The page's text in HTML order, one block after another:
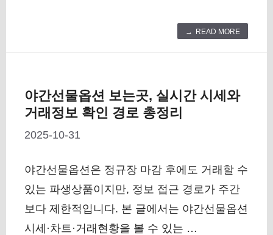
READ MORE
야간선물옵션 보는곳, 실시간 시세와
거래정보 확인 경로 총정리
2025-10-31
야간선물옵션은 정규장 마감 후에도 거래할 수
있는 파생상품이지만, 정보 접근 경로가 주간
보다 제한적입니다. 본 글에서는 야간선물옵션
시세·차트·거래현황을 볼 수 있는 …